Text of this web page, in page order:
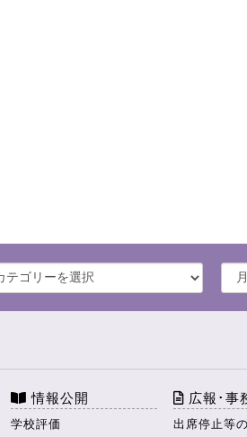
情報公開
学校評価
広報･事
出席停止等